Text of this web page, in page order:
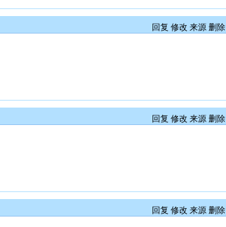
回复 修改 来源 删除
回复 修改 来源 删除
回复 修改 来源 删除